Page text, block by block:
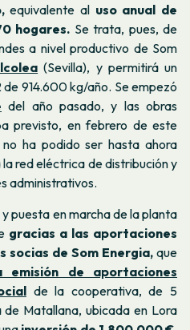
equivalente al uso anual de
hogares. Se trata, pues, de
a nivel productivo de Som
(Sevilla), y permitirá un
914.600 kg/año. Se empezó
del año pasado, y las obras
previsto, en febrero de este
ha podido ser hasta ahora
red eléctrica de distribución y
administrativos.
puesta en marcha de la planta
gracias a las aportaciones
socias de Som Energia, que
emisión de aportaciones
de la cooperativa, de 5
Matallana, ubicada en Lora